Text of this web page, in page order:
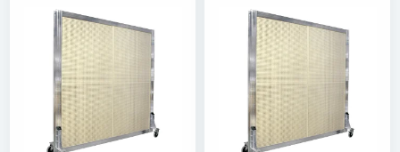
Garage & verkstad
Laserinstrument
Lyft, transport & materialhantering